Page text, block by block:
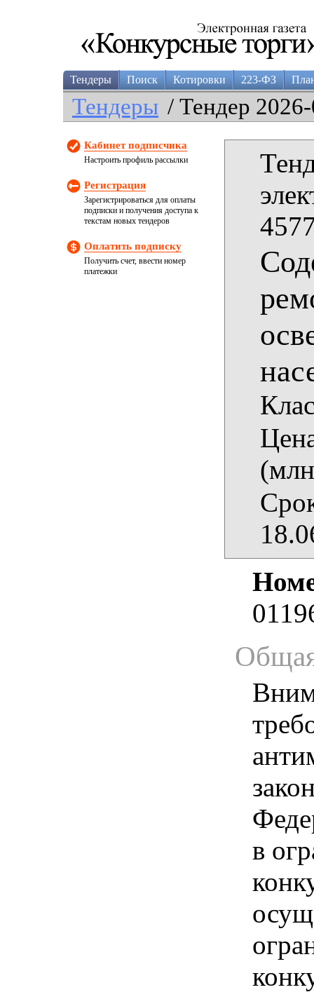
Тендеры Поиск Котировки 223-ФЗ
Тендеры / Тендер
Кабинет подписчика
Настроить профиль рассылки
Регистрация
Зарегистрироваться для оплаты
подписки и получения доступа к
текстам новых тендеров
Оплатить подписку
Получить счет, ввести номер
платежки
в